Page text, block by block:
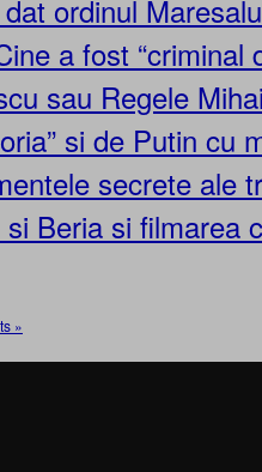
ordinul
a fost “criminal
sau Regele
si de Putin cu
secrete ale
Beria si filmarea
»